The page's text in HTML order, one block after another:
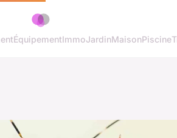
ÉquipementImmoJardinMaisonPiscine